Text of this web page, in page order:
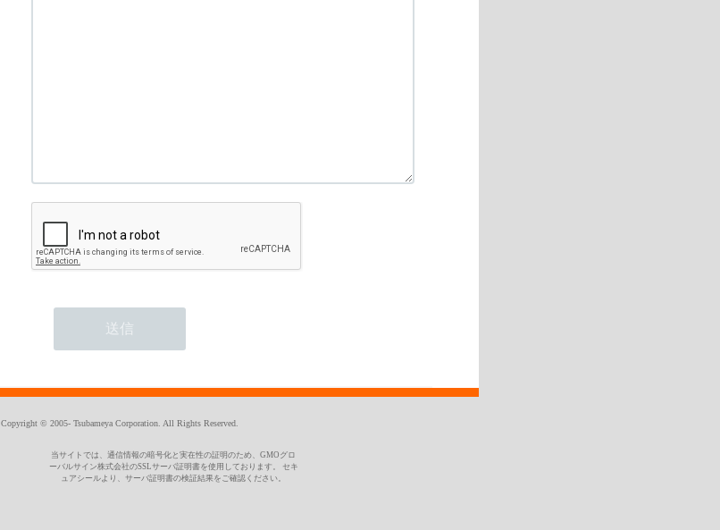
Copyright © 2005- Tsubameya Corporation. All Rights Reserved.
当サイトでは、通信情報の暗号化と実在性の証明のため、GMOグロ
ーバルサイン株式会社のSSLサーバ証明書を使用しております。 セキ
ュアシールより、サーバ証明書の検証結果をご確認ください。